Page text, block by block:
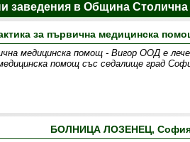
заведения в Община Столична
за първична медицинска
медицинска помощ - Вигор ООД е
помощ със седалище град
БОЛНИЦА ЛОЗЕНЕЦ,